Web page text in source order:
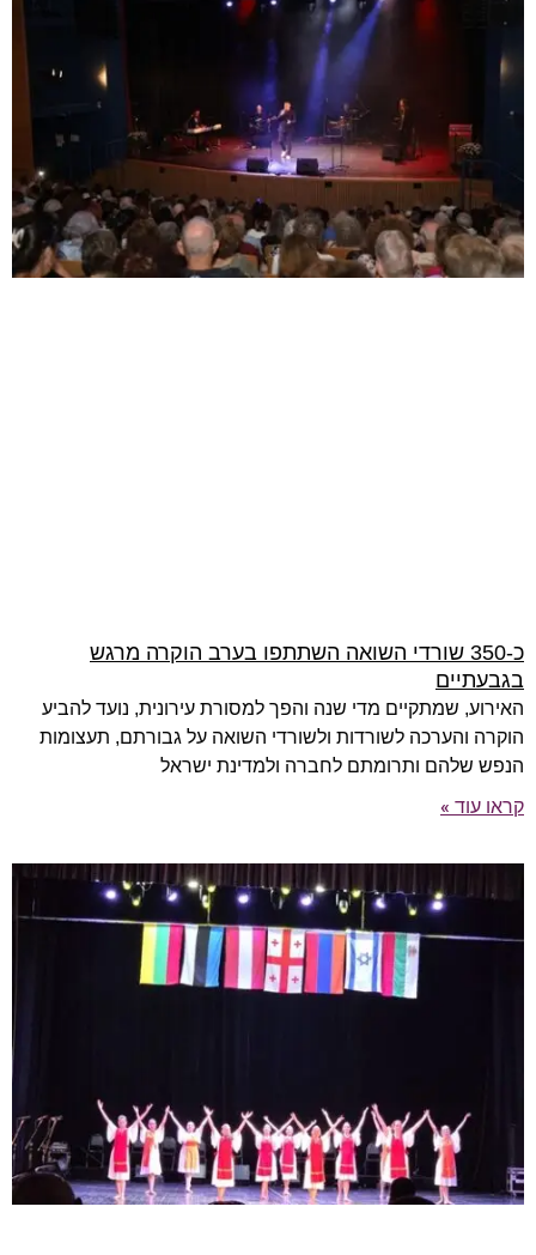
כ-350 שורדי השואה השתתפו בערב הוקרה מרגש
בגבעתיים
האירוע, שמתקיים מדי שנה והפך למסורת עירונית, נועד להביע
הוקרה והערכה לשורדות ולשורדי השואה על גבורתם, תעצומות
הנפש שלהם ותרומתם לחברה ולמדינת ישראל
קראו עוד »